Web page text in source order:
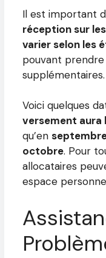
Il est important
réception sur
varier selon les
pouvant prendre
supplémentaires.
Voici quelques
versement aura
qu’en
octobre. Pour
allocataires
espace